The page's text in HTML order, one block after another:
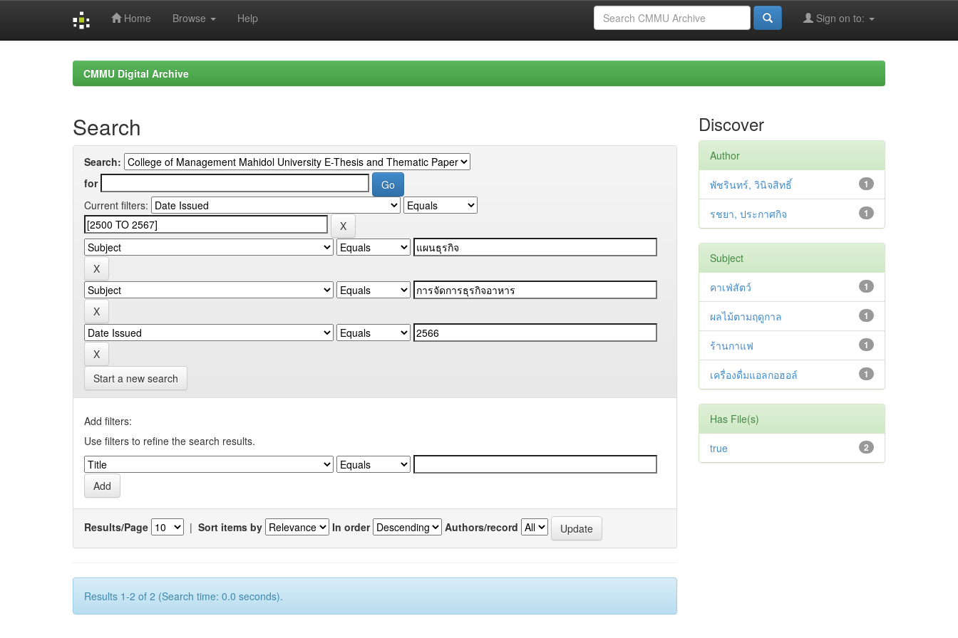
Home Browse Help Sign on to:
CMMU Digital Archive
Search
Search:
for
Current filters:
Start a new search
Add filters:
Use filters to refine the search results.
Results/Page | Sort items by In order Authors/record
Results 1-2 of 2 (Search time: 0.0 seconds).
Discover
Author
1
พัชรินทร์, วินิจสิทธิ์
1
รชยา, ประกาศกิจ
Subject
1
คาเฟ่สัตว์
1
ผลไม้ตามฤดูกาล
1
ร้านกาแฟ
1
เครื่องดื่มแอลกอฮอล์
Has File(s)
2
true